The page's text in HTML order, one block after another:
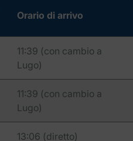
Orario di arrivo
11:39 (con cambio a
Lugo)
11:39 (con cambio a
Lugo)
13:06 (diretto)